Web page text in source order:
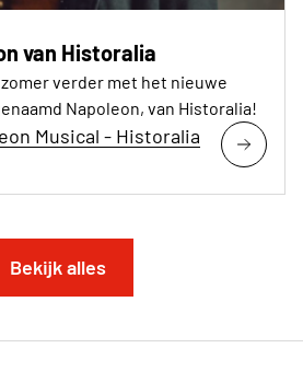
van Historalia
verder met het nieuwe
Napoleon, van Historalia!
Musical - Historalia
Bekijk alles